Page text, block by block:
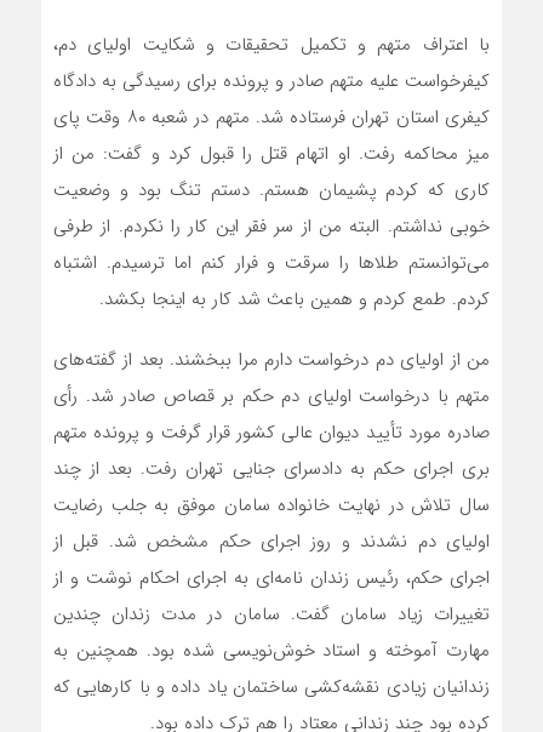
با اعتراف متهم و تکمیل تحقیقات و شکایت اولیای دم،
کیفرخواست علیه متهم صادر و پرونده برای رسیدگی به دادگاه
کیفری استان تهران فرستاده شد. متهم در شعبه ۸۰ وقت پای
میز محاکمه رفت. او اتهام قتل را قبول کرد و گفت: من از
کاری که کردم پشیمان هستم. دستم تنگ بود و وضعیت
خوبی نداشتم. البته من از سر فقر این کار را نکردم. از طرفی
می‌توانستم طلاها را سرقت و فرار کنم اما ترسیدم. اشتباه
کردم. طمع کردم و همین باعث شد کار به اینجا بکشد.
من از اولیای دم درخواست دارم مرا ببخشند. بعد از گفته‌های
متهم با درخواست اولیای دم حکم بر قصاص صادر شد. رأی
صادره مورد تأیید دیوان عالی کشور قرار گرفت و پرونده متهم
بری اجرای حکم به دادسرای جنایی تهران رفت. بعد از چند
سال تلاش در نهایت خانواده سامان موفق به جلب رضایت
اولیای دم نشدند و روز اجرای حکم مشخص شد. قبل از
اجرای حکم، رئیس زندان نامه‌ای به اجرای احکام نوشت و از
تغییرات زیاد سامان گفت. سامان در مدت زندان چندین
مهارت آموخته و استاد خوش‌نویسی شده بود. همچنین به
زندانیان زیادی نقشه‌کشی ساختمان یاد داده و با کارهایی که
کرده بود چند زندانی معتاد را هم ترک داده بود.